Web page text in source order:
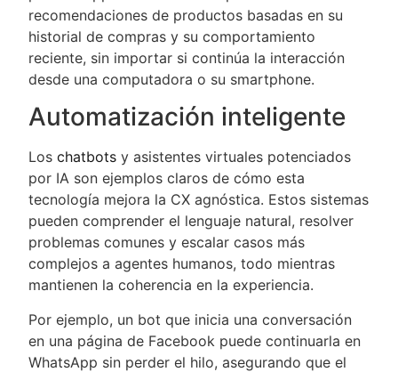
recomendaciones de productos basadas en su
historial de compras y su comportamiento
reciente, sin importar si continúa la interacción
desde una computadora o su smartphone.
Automatización inteligente
Los chatbots y asistentes virtuales potenciados
por IA son ejemplos claros de cómo esta
tecnología mejora la CX agnóstica. Estos sistemas
pueden comprender el lenguaje natural, resolver
problemas comunes y escalar casos más
complejos a agentes humanos, todo mientras
mantienen la coherencia en la experiencia.
Por ejemplo, un bot que inicia una conversación
en una página de Facebook puede continuarla en
WhatsApp sin perder el hilo, asegurando que el